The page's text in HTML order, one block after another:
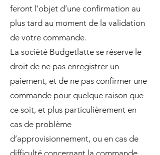
feront l’objet d’une confirmation au
plus tard au moment de la validation
de votre commande.
La société Budgetlatte se réserve le
droit de ne pas enregistrer un
paiement, et de ne pas confirmer une
commande pour quelque raison que
ce soit, et plus particulièrement en
cas de problème
d’approvisionnement, ou en cas de